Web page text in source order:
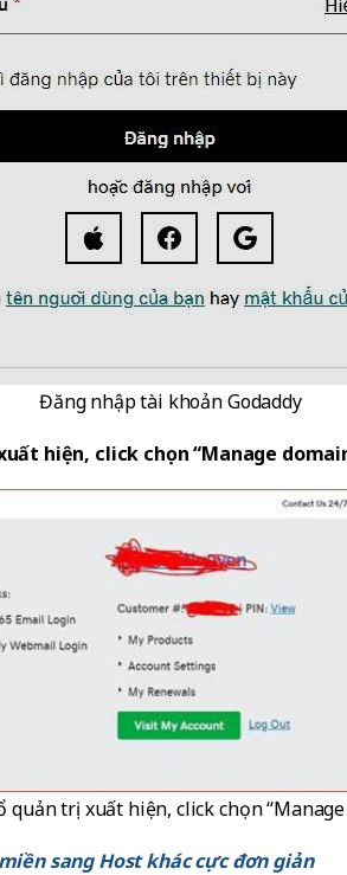
Đăng nhập tài khoản Godaddy
hiện, click chọn “Manage
quản trị xuất hiện, click chọn
sang Host khác cực đơn giản